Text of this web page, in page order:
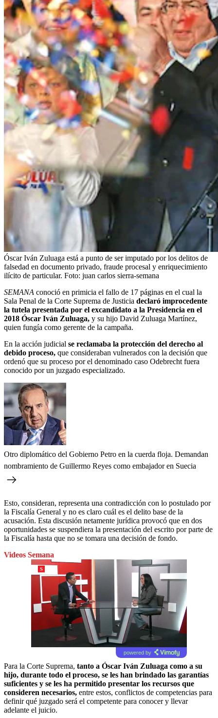
Óscar Iván Zuluaga está a punto de ser imputado por los delitos de
falsedad en documento privado, fraude procesal y enriquecimiento
ilícito de particular. Foto: juan carlos sierra-semana
SEMANA conoció en primicia el fallo de 17 páginas en el cual la
Sala Penal de la Corte Suprema de Justicia declaró improcedente
la tutela presentada por el excandidato a la Presidencia en el
2018 Óscar Iván Zuluaga, y su hijo David Zuluaga Martínez,
quien fungía como gerente de la campaña.
En la acción judicial se reclamaba la protección del derecho al
debido proceso, que consideraban vulnerados con la decisión que
ordenó que su proceso por el denominado caso Odebrecht fuera
conocido por un juzgado especializado.
Otro diplomático del Gobierno Petro en la cuerda floja. Demandan
nombramiento de Guillermo Reyes como embajador en Suecia
Esto, consideran, representa una contradicción con lo postulado por
la Fiscalía General y no es claro cuál es el delito base de la
acusación. Esta discusión netamente jurídica provocó que en dos
oportunidades se suspendiera la presentación del escrito por parte de
la Fiscalía hasta que no se tomara una decisión de fondo.
Videos Semana
powered by
Para la Corte Suprema, tanto a Óscar Iván Zuluaga como a su
hijo, durante todo el proceso, se les han brindado las garantías
suficientes y se les ha permitido presentar los recursos que
consideren necesarios, entre estos, conflictos de competencias para
definir qué juzgado será el competente para conocer y llevar
adelante el juicio.